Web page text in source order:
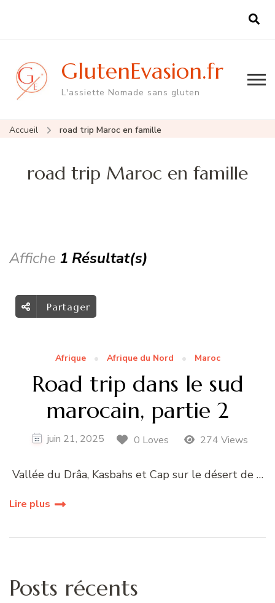
GlutenEvasion.fr
L'assiette Nomade sans gluten
Accueil road trip Maroc en famille
road trip Maroc en famille
Affiche 1 Résultat(s)
Partager
Afrique Afrique du Nord Maroc
Road trip dans le sud
marocain, partie 2
juin 21, 2025 0 Loves 274 Views
Vallée du Drâa, Kasbahs et Cap sur le désert de …
Lire plus
Posts récents